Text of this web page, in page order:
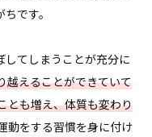
です。
てしまうことが充分に
越えることができていて
とも増え、体質も変わり
動をする習慣を身に付け